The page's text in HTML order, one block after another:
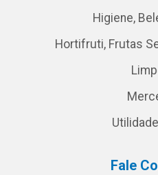
Higiene,
Hortifruti, Frutas
Fale